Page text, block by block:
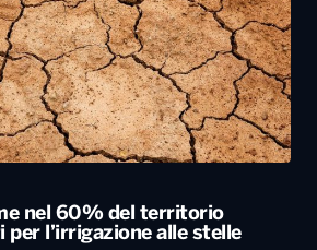
nel 60% del territorio
per l’irrigazione alle stelle